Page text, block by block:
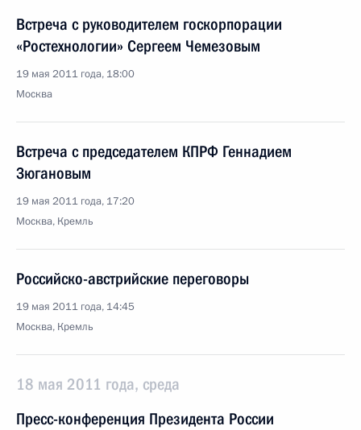
Встреча с руководителем госкорпорации
«Ростехнологии» Сергеем Чемезовым
19 мая 2011 года, 18:00
Москва
Встреча с председателем КПРФ Геннадием
Зюгановым
19 мая 2011 года, 17:20
Москва, Кремль
Российско-австрийские переговоры
19 мая 2011 года, 14:45
Москва, Кремль
18 мая 2011 года, среда
Пресс-конференция Президента России